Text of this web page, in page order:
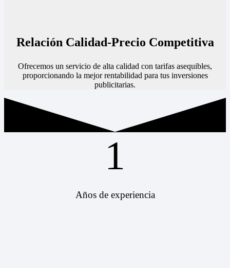
Relación Calidad-Precio Competitiva
Ofrecemos un servicio de alta calidad con tarifas asequibles,
proporcionando la mejor rentabilidad para tus inversiones
publicitarias.
1
Años de experiencia